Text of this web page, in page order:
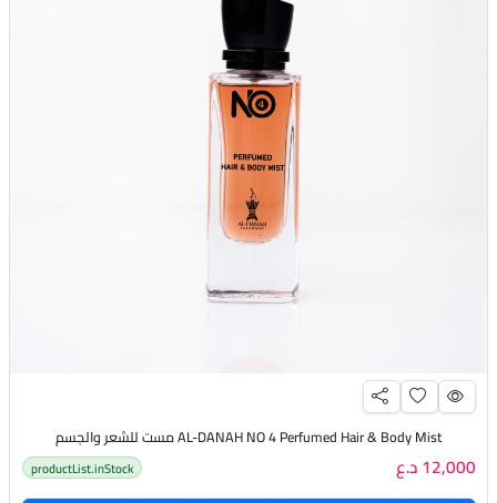
AL-DANAH NO 4 Perfumed Hair & Body Mist مست للشعر والجسم
12,000 د.ع productList.inStock